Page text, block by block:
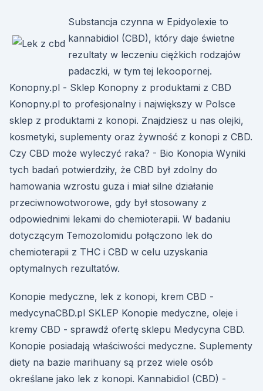
Substancja czynna w Epidyolexie to
kannabidiol (CBD), który daje świetne
rezultaty w leczeniu ciężkich rodzajów
padaczki, w tym tej lekoopornej.
Konopny.pl - Sklep Konopny z produktami z CBD
Konopny.pl to profesjonalny i największy w Polsce
sklep z produktami z konopi. Znajdziesz u nas olejki,
kosmetyki, suplementy oraz żywność z konopi z CBD.
Czy CBD może wyleczyć raka? - Bio Konopia Wyniki
tych badań potwierdziły, że CBD był zdolny do
hamowania wzrostu guza i miał silne działanie
przeciwnowotworowe, gdy był stosowany z
odpowiednimi lekami do chemioterapii. W badaniu
dotyczącym Temozolomidu połączono lek do
chemioterapii z THC i CBD w celu uzyskania
optymalnych rezultatów.
Konopie medyczne, lek z konopi, krem CBD -
medycynaCBD.pl SKLEP Konopie medyczne, oleje i
kremy CBD - sprawdź ofertę sklepu Medycyna CBD.
Konopie posiadają właściwości medyczne. Suplementy
diety na bazie marihuany są przez wiele osób
określane jako lek z konopi. Kannabidiol (CBD) -